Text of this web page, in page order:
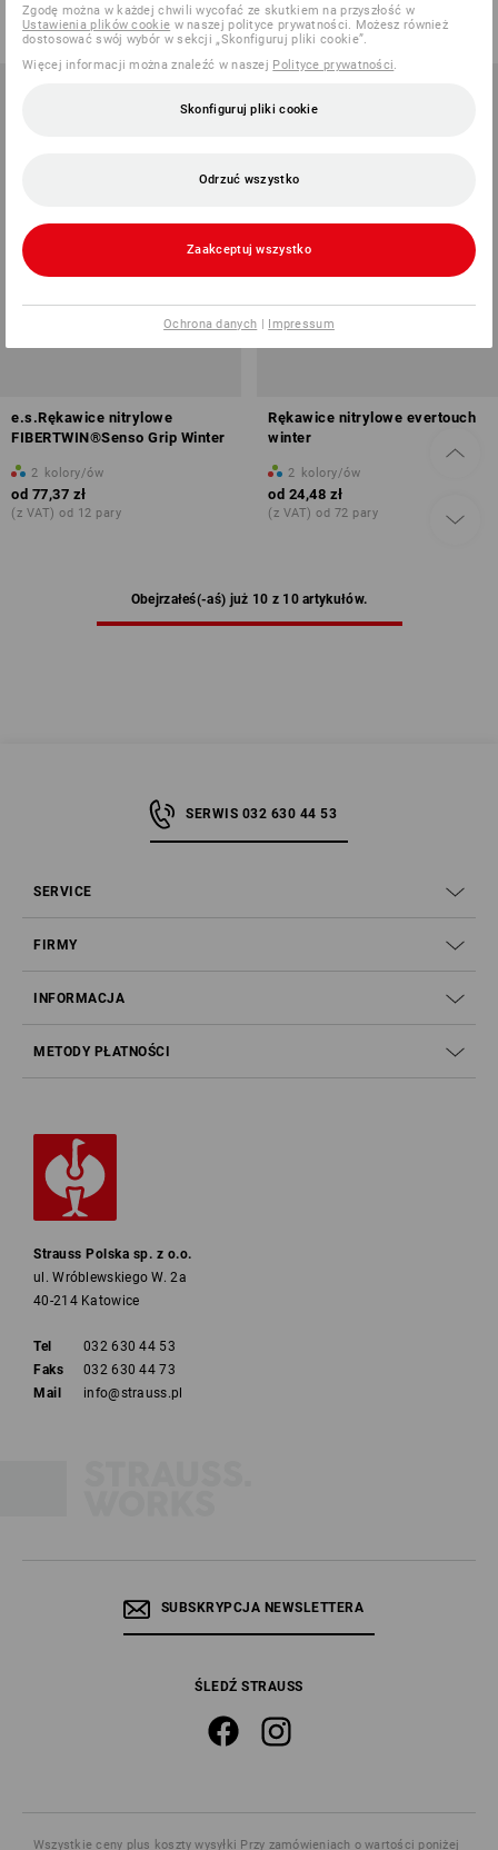
od 28,17 zł
(z VAT) od 288 pary
od 205,29 zł
(z VAT) od 12 pary
e.s.Rękawice nitrylowe
FIBERTWIN®Senso Grip Winter
2 kolory/ów
od 77,37 zł
(z VAT) od 12 pary
Rękawice nitrylowe evertouch
winter
2 kolory/ów
od 24,48 zł
(z VAT) od 72 pary
Obejrzałeś(-aś) już 10 z 10 artykułów.
SERWIS 032 630 44 53
SERVICE
FIRMY
INFORMACJA
METODY PŁATNOŚCI
Strauss Polska sp. z o.o.
ul. Wróblewskiego W. 2a
40-214 Katowice
Tel
032 630 44 53
Faks
032 630 44 73
Mail
info@strauss.pl
SUBSKRYPCJA NEWSLETTERA
ŚLEDŹ STRAUSS
Wszystkie ceny plus koszty wysyłki Przy zamówieniach o wartości poniżej
Zgodę można w każdej chwili wycofać ze skutkiem na przyszłość w
Ustawienia plików cookie w naszej polityce prywatności. Możesz również
dostosować swój wybór w sekcji „Skonfiguruj pliki cookie”.
Więcej informacji można znaleźć w naszej Polityce prywatności
Skonfiguruj pliki cookie
Odrzuć wszystko
Zaakceptuj wszystko
Ochrona danych | Impressum